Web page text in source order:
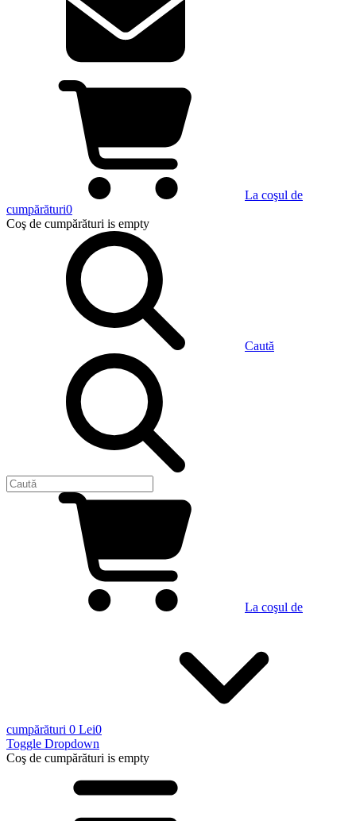
La coşul de
cumpărături0
Coş de cumpărături is empty
Caută
La coşul de
cumpărături 0 Lei0
Toggle Dropdown
Coş de cumpărături is empty